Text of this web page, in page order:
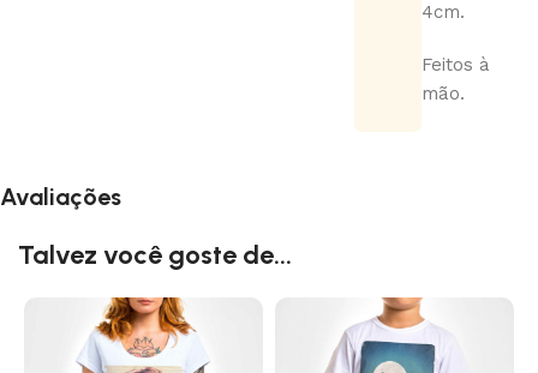
4cm.
Feitos à
mão.
Avaliações
Talvez você goste de...